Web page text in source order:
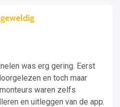
was erg gering. Eerst
en toch maar
waren zelfs
en uitleggen van de app.